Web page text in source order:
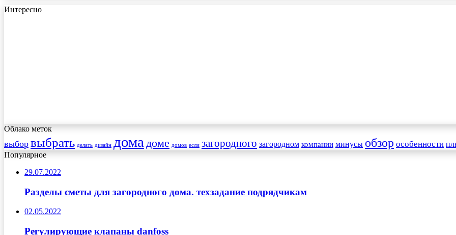
Интересно
Облако меток
выбор выбрать делать дизайн дома доме домов если загородного загородном компании минусы обзор особенности
Популярное
29.07.2022
Разделы сметы для загородного дома. техзадание подрядчикам
02.05.2022
Регулирующие клапаны danfoss